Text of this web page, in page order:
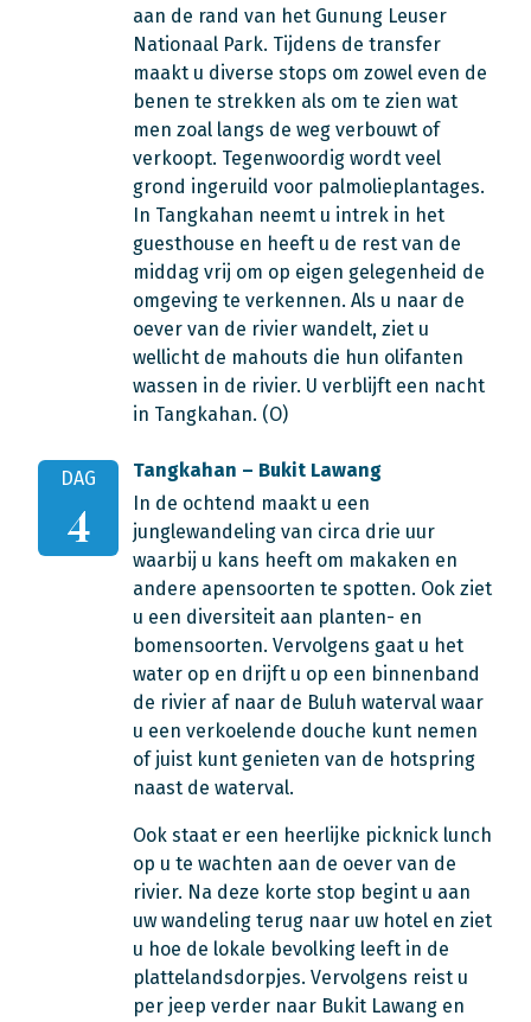
aan de rand van het Gunung Leuser
Nationaal Park. Tijdens de transfer
maakt u diverse stops om zowel even de
benen te strekken als om te zien wat
men zoal langs de weg verbouwt of
verkoopt. Tegenwoordig wordt veel
grond ingeruild voor palmolieplantages.
In Tangkahan neemt u intrek in het
guesthouse en heeft u de rest van de
middag vrij om op eigen gelegenheid de
omgeving te verkennen. Als u naar de
oever van de rivier wandelt, ziet u
wellicht de mahouts die hun olifanten
wassen in de rivier. U verblijft een nacht
in Tangkahan. (O)
DAG
4
Tangkahan – Bukit Lawang
In de ochtend maakt u een
junglewandeling van circa drie uur
waarbij u kans heeft om makaken en
andere apensoorten te spotten. Ook ziet
u een diversiteit aan planten- en
bomensoorten. Vervolgens gaat u het
water op en drijft u op een binnenband
de rivier af naar de Buluh waterval waar
u een verkoelende douche kunt nemen
of juist kunt genieten van de hotspring
naast de waterval.
Ook staat er een heerlijke picknick lunch
op u te wachten aan de oever van de
rivier. Na deze korte stop begint u aan
uw wandeling terug naar uw hotel en ziet
u hoe de lokale bevolking leeft in de
plattelandsdorpjes. Vervolgens reist u
per jeep verder naar Bukit Lawang en